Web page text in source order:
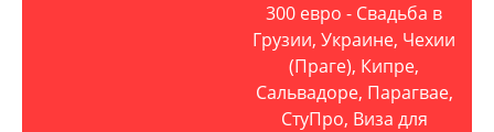
300 евро - Свадьба в
Грузии, Украине, Чехии
(Праге), Кипре,
Сальвадоре, Парагвае,
СтуПро, Виза для